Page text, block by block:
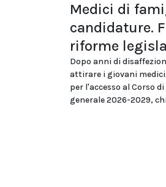
Medici di
candidature.
riforme
Dopo anni di
attirare i giovani
per l'accesso al Corso
generale 2026-2029,